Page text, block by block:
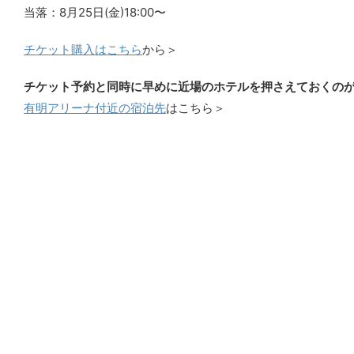
当落：8月25日(金)18:00〜
チケット購入はこちらから＞
チケット予約と同時に早めに近場のホテルを押さえておくの
有明アリーナ付近の宿泊先はこちら＞